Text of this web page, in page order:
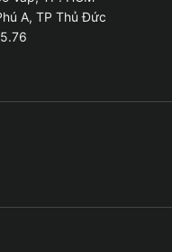
A, TP Thủ Đức